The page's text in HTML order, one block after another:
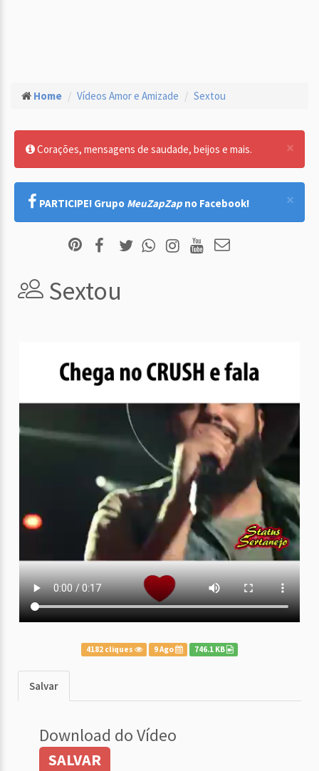
Home Vídeos Amor e Amizade Sextou
×
Corações, mensagens de saudade, beijos e mais.
×
PARTICIPE! Grupo MeuZapZap no Facebook!
Sextou
4182 cliques 9 Ago 746.1 KB
Salvar
Download do Vídeo
SALVAR